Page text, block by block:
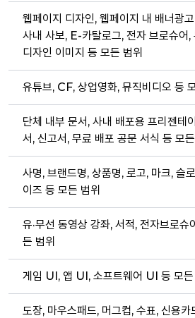
웹페이지 디자인, 웹페이지 내 배너광
사내 사보, E-카탈로그, 전자 브로슈어,
디자인 이미지 등 모든 범위
유튜브, CF, 상업영화, 뮤직비디오 등
단체 내부 문서, 사내 배포용 프리젠테
서, 신고서, 무료 배포 공문 서식 등 모
사명, 브랜드명, 상품명, 로고, 마크, 슬
이즈 등 모든 범위
유·무선 동영상 강좌, 서적, 전자브로슈
든 범위
게임 UI, 앱 UI, 소프트웨어 UI 등 모든
도장, 마우스패드, 머그컵, 수표, 신용카